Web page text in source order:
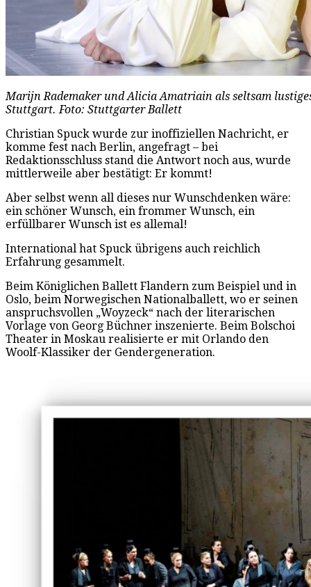
Marijn Rademaker und Alicia Amatriain als seltsam
Stuttgart. Foto: Stuttgarter Ballett
Christian Spuck wurde zur inoffiziellen Nachricht, er
komme fest nach Berlin, angefragt – bei
Redaktionsschluss stand die Antwort noch aus, wurde
mittlerweile aber bestätigt: Er kommt!
Aber selbst wenn all dieses nur Wunschdenken wäre:
ein schöner Wunsch, ein frommer Wunsch, ein
erfüllbarer Wunsch ist es allemal!
International hat Spuck übrigens auch reichlich
Erfahrung gesammelt.
Beim Königlichen Ballett Flandern zum Beispiel und in
Oslo, beim Norwegischen Nationalballett, wo er seinen
anspruchsvollen „Woyzeck“ nach der literarischen
Vorlage von Georg Büchner inszenierte. Beim Bolschoi
Theater in Moskau realisierte er mit Orlando den
Woolf-Klassiker der Gendergeneration.